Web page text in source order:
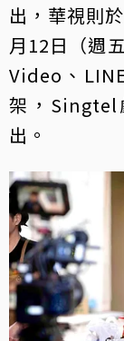
出，華視則
月12日（週
Video、
架，Singtel
出。